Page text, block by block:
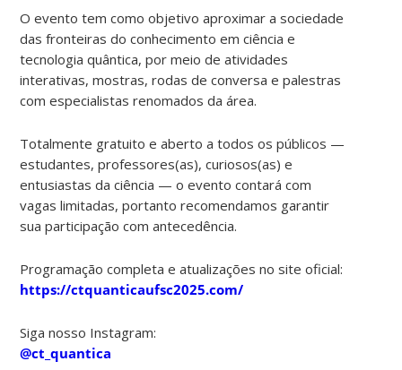
O evento tem como objetivo aproximar a sociedade
das fronteiras do conhecimento em ciência e
tecnologia quântica, por meio de atividades
interativas, mostras, rodas de conversa e palestras
com especialistas renomados da área.
Totalmente gratuito e aberto a todos os públicos —
estudantes, professores(as), curiosos(as) e
entusiastas da ciência — o evento contará com
vagas limitadas, portanto recomendamos garantir
sua participação com antecedência.
Programação completa e atualizações no site oficial:
https://ctquanticaufsc2025.com/
Siga nosso Instagram:
@ct_quantica